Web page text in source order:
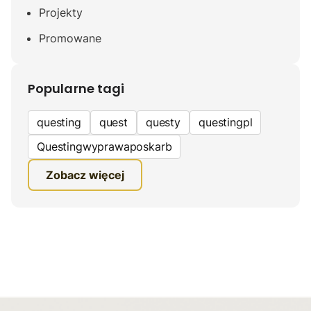
Projekty
Promowane
Popularne tagi
questing quest questy
questingpl
Questingwyprawaposkarb
edukacyjna gra terenowa
fundacja questingu
Zobacz więcej